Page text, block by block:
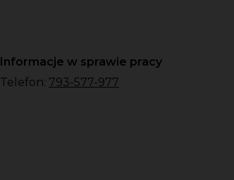
Informacje w sprawie pracy
Telefon: 793-577-977